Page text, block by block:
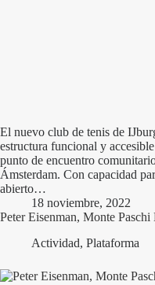
El nuevo club de tenis de
estructura funcional y
punto de encuentro
Ámsterdam. Con capacidad
abierto…
18 noviembre, 2022
Peter Eisenman, Monte Paschi
Actividad, Plataforma